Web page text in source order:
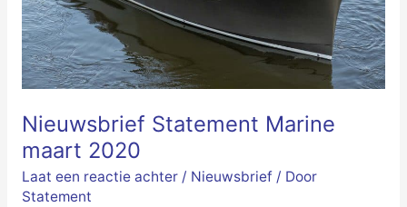
Nieuwsbrief Statement Marine
maart 2020
Laat een reactie achter / Nieuwsbrief/ Door
Statement